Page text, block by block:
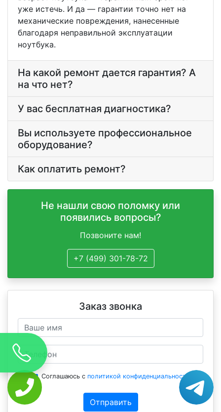
уже истечь. И да — гарантии точно нет на
механические повреждения, нанесенные
благодаря неправильной эксплуатации
ноутбука.
На какой ремонт дается гарантия? А
на что нет?
У вас бесплатная диагностика?
Вы используете профессиональное
оборудование?
Как оплатить ремонт?
Не нашли свою поломку или
появились вопросы?
Позвоните нам!
+7 (499) 301-78-72
Заказ звонка
Соглашаюсь с политикой конфиденциальности
Отправить